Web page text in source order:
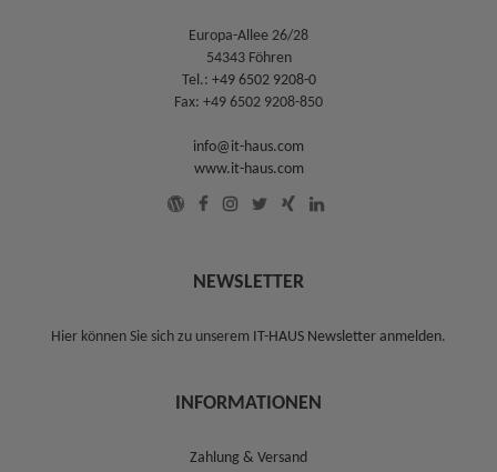
Europa-Allee 26/28
54343 Föhren
Tel.: +49 6502 9208-0
Fax: +49 6502 9208-850
info@it-haus.com
www.it-haus.com
NEWSLETTER
Hier können Sie sich zu unserem IT-HAUS Newsletter anmelden.
INFORMATIONEN
Zahlung & Versand